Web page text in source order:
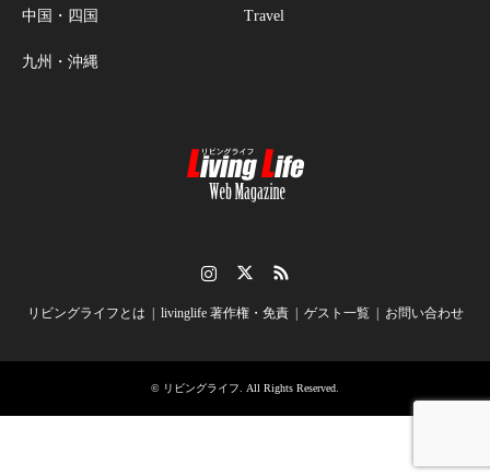
中国・四国
九州・沖縄
Travel
リビングライフとは livinglife 著作権・免責 ゲスト一覧 お問い合わせ
© リビングライフ . All Rights Reserved.